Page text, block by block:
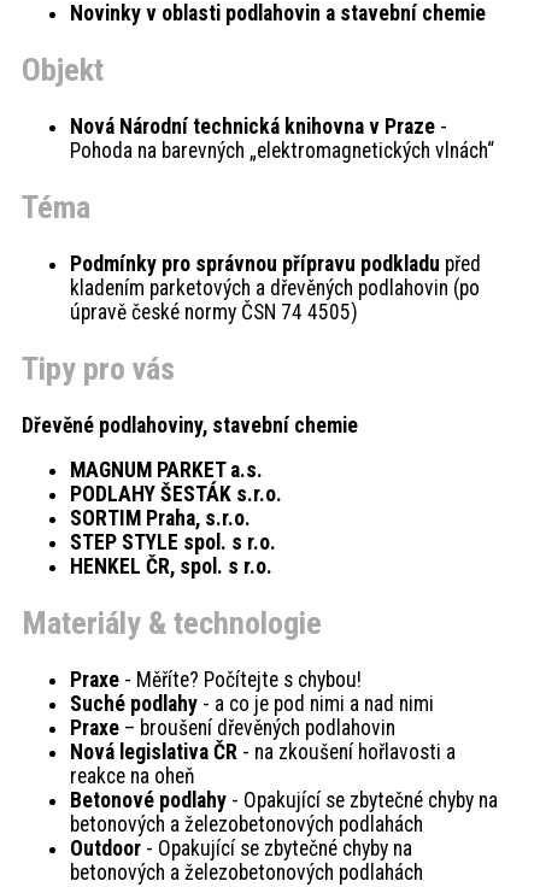
Novinky v oblasti podlahovin a stavební chemie
Objekt
Nová Národní technická knihovna v Praze-
Pohoda na barevných „elektromagnetických vlnách“
Téma
Podmínky pro správnou přípravu podkladu před
kladením parketových a dřevěných podlahovin (po
úpravě české normy ČSN 74 4505)
Tipy pro vás
Dřevěné podlahoviny, stavební chemie
MAGNUM PARKET a.s.
PODLAHY ŠESTÁK s.r.o.
SORTIM Praha, s.r.o.
STEP STYLE spol. s r.o.
HENKEL ČR, spol. s r.o.
Materiály & technologie
Praxe- Měříte? Počítejte s chybou!
Suché podlahy- a co je pod nimi a nad nimi
Praxe– broušení dřevěných podlahovin
Nová legislativa ČR- na zkoušení hořlavosti a
reakce na oheň
Betonové podlahy- Opakující se zbytečné chyby na
betonových a železobetonových podlahách
Outdoor- Opakující se zbytečné chyby na
betonových a železobetonových podlahách